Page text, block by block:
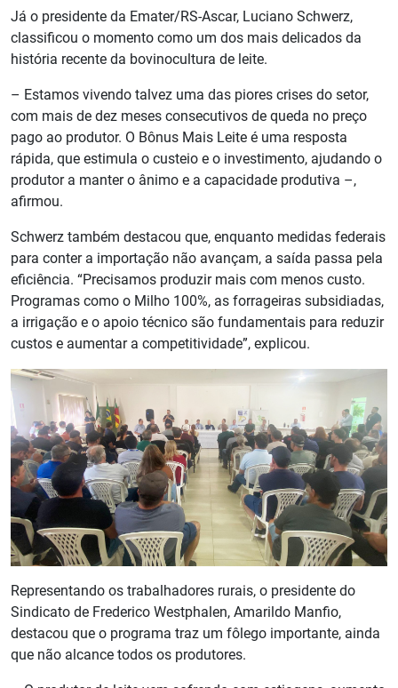
Já o presidente da Emater/RS-Ascar, Luciano Schwerz,
classificou o momento como um dos mais delicados da
história recente da bovinocultura de leite.
– Estamos vivendo talvez uma das piores crises do setor,
com mais de dez meses consecutivos de queda no preço
pago ao produtor. O Bônus Mais Leite é uma resposta
rápida, que estimula o custeio e o investimento, ajudando o
produtor a manter o ânimo e a capacidade produtiva –,
afirmou.
Schwerz também destacou que, enquanto medidas federais
para conter a importação não avançam, a saída passa pela
eficiência. “Precisamos produzir mais com menos custo.
Programas como o Milho 100%, as forrageiras subsidiadas,
a irrigação e o apoio técnico são fundamentais para reduzir
custos e aumentar a competitividade”, explicou.
Representando os trabalhadores rurais, o presidente do
Sindicato de Frederico Westphalen, Amarildo Manfio,
destacou que o programa traz um fôlego importante, ainda
que não alcance todos os produtores.